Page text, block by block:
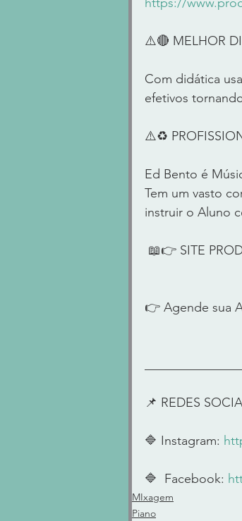
⚠️🔴 MELHOR
Com didática
efetivos
⚠️♻️
Ed Bento é
Tem um vasto
instruir o Aluno
📖👉 SITE
👉 Agende sua
📌 REDES
🔷 Instagram:
🔷  Facebook:
MIxagem
Piano